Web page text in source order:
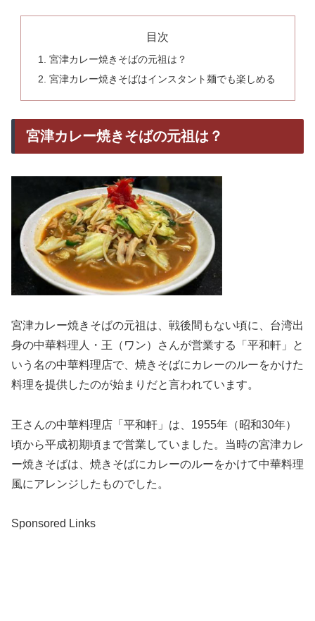
目次
宮津カレー焼きそばの元祖は？
宮津カレー焼きそばはインスタント麺でも楽しめる
宮津カレー焼きそばの元祖は？
宮津カレー焼きそばの元祖は、戦後間もない頃に、台湾出
身の中華料理人・王（ワン）さんが営業する「平和軒」と
いう名の中華料理店で、焼きそばにカレーのルーをかけた
料理を提供したのが始まりだと言われています。
王さんの中華料理店「平和軒」は、1955年（昭和30年）
頃から平成初期頃まで営業していました。当時の宮津カレ
ー焼きそばは、焼きそばにカレーのルーをかけて中華料理
風にアレンジしたものでした。
Sponsored Links